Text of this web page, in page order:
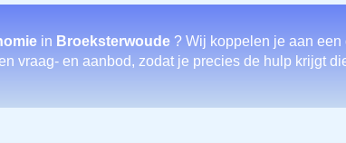
in Broeksterwoude ? Wij koppelen je aan
vraag- en aanbod, zodat je precies de hulp krijgt